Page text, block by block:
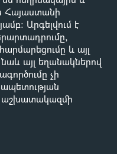
Հայաստանի
: Արգելվում է
և այլ
այլ եղանակներով
չի